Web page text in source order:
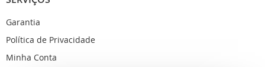
Garantia
Política de Privacidade
Minha Conta